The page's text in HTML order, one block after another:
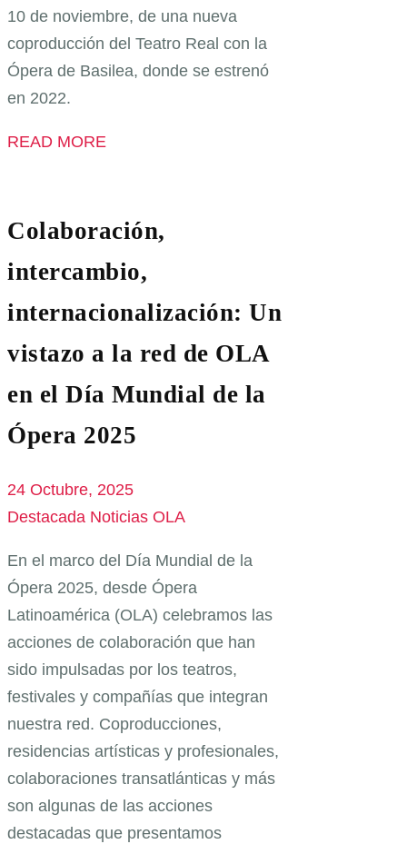
10 de noviembre, de una nueva
coproducción del Teatro Real con la
Ópera de Basilea, donde se estrenó
en 2022.
READ MORE
Colaboración,
intercambio,
internacionalización: Un
vistazo a la red de OLA
en el Día Mundial de la
Ópera 2025
24 Octubre, 2025
Destacada Noticias OLA
En el marco del Día Mundial de la
Ópera 2025, desde Ópera
Latinoamérica (OLA) celebramos las
acciones de colaboración que han
sido impulsadas por los teatros,
festivales y compañías que integran
nuestra red. Coproducciones,
residencias artísticas y profesionales,
colaboraciones transatlánticas y más
son algunas de las acciones
destacadas que presentamos